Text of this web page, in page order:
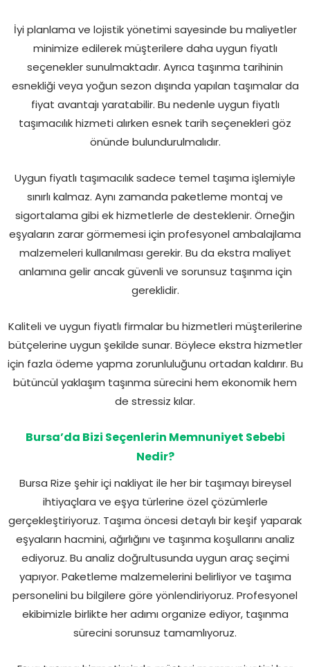
İyi planlama ve lojistik yönetimi sayesinde bu maliyetler
minimize edilerek müşterilere daha uygun fiyatlı
seçenekler sunulmaktadır. Ayrıca taşınma tarihinin
esnekliği veya yoğun sezon dışında yapılan taşımalar da
fiyat avantajı yaratabilir. Bu nedenle uygun fiyatlı
taşımacılık hizmeti alırken esnek tarih seçenekleri göz
önünde bulundurulmalıdır.
Uygun fiyatlı taşımacılık sadece temel taşıma işlemiyle
sınırlı kalmaz. Aynı zamanda paketleme montaj ve
sigortalama gibi ek hizmetlerle de desteklenir. Örneğin
eşyaların zarar görmemesi için profesyonel ambalajlama
malzemeleri kullanılması gerekir. Bu da ekstra maliyet
anlamına gelir ancak güvenli ve sorunsuz taşınma için
gereklidir.
Kaliteli ve uygun fiyatlı firmalar bu hizmetleri müşterilerine
bütçelerine uygun şekilde sunar. Böylece ekstra hizmetler
için fazla ödeme yapma zorunluluğunu ortadan kaldırır. Bu
bütüncül yaklaşım taşınma sürecini hem ekonomik hem
de stressiz kılar.
Bursa’da Bizi Seçenlerin Memnuniyet Sebebi
Nedir?
Bursa Rize şehir içi nakliyat ile her bir taşımayı bireysel
ihtiyaçlara ve eşya türlerine özel çözümlerle
gerçekleştiriyoruz. Taşıma öncesi detaylı bir keşif yaparak
eşyaların hacmini, ağırlığını ve taşınma koşullarını analiz
ediyoruz. Bu analiz doğrultusunda uygun araç seçimi
yapıyor. Paketleme malzemelerini belirliyor ve taşıma
personelini bu bilgilere göre yönlendiriyoruz. Profesyonel
ekibimizle birlikte her adımı organize ediyor, taşınma
sürecini sorunsuz tamamlıyoruz.